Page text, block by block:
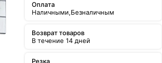
Оплата
Наличными,Безналичным
Возврат товаров
В течение 14 дней
Резка